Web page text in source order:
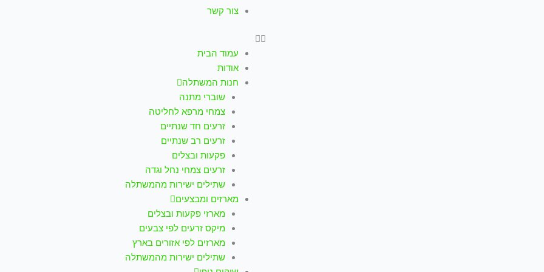
צור קשר
עמוד הבית
אודות
חנות המשתלה
שוברי מתנה
צמחי מרפא לחליטה
זרעים חד שנתיים
זרעים רב שנתיים
פקעות ובצלים
זרעים צמחי נחל וגדה
שתילים ישירות מהמשתלה
מארזים ומבצעים
מארזי פקעות ובצלים
מיקס זרעים לפי צבעים
מארזים לפי אזורים בארץ
שתילים ישירות מהמשתלה